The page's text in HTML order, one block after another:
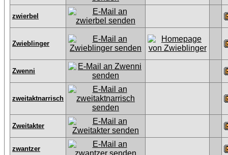
zwierbel
Zwieblinger
Zwenni
zweitaktnarrisch
Zweitakter
zwantzer